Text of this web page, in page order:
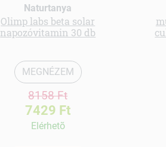
Naturtanya
Olimp labs beta solar
napozóvitamin 30 db
MEGNÉZEM
8158 Ft
7429 Ft
Elérhetõ